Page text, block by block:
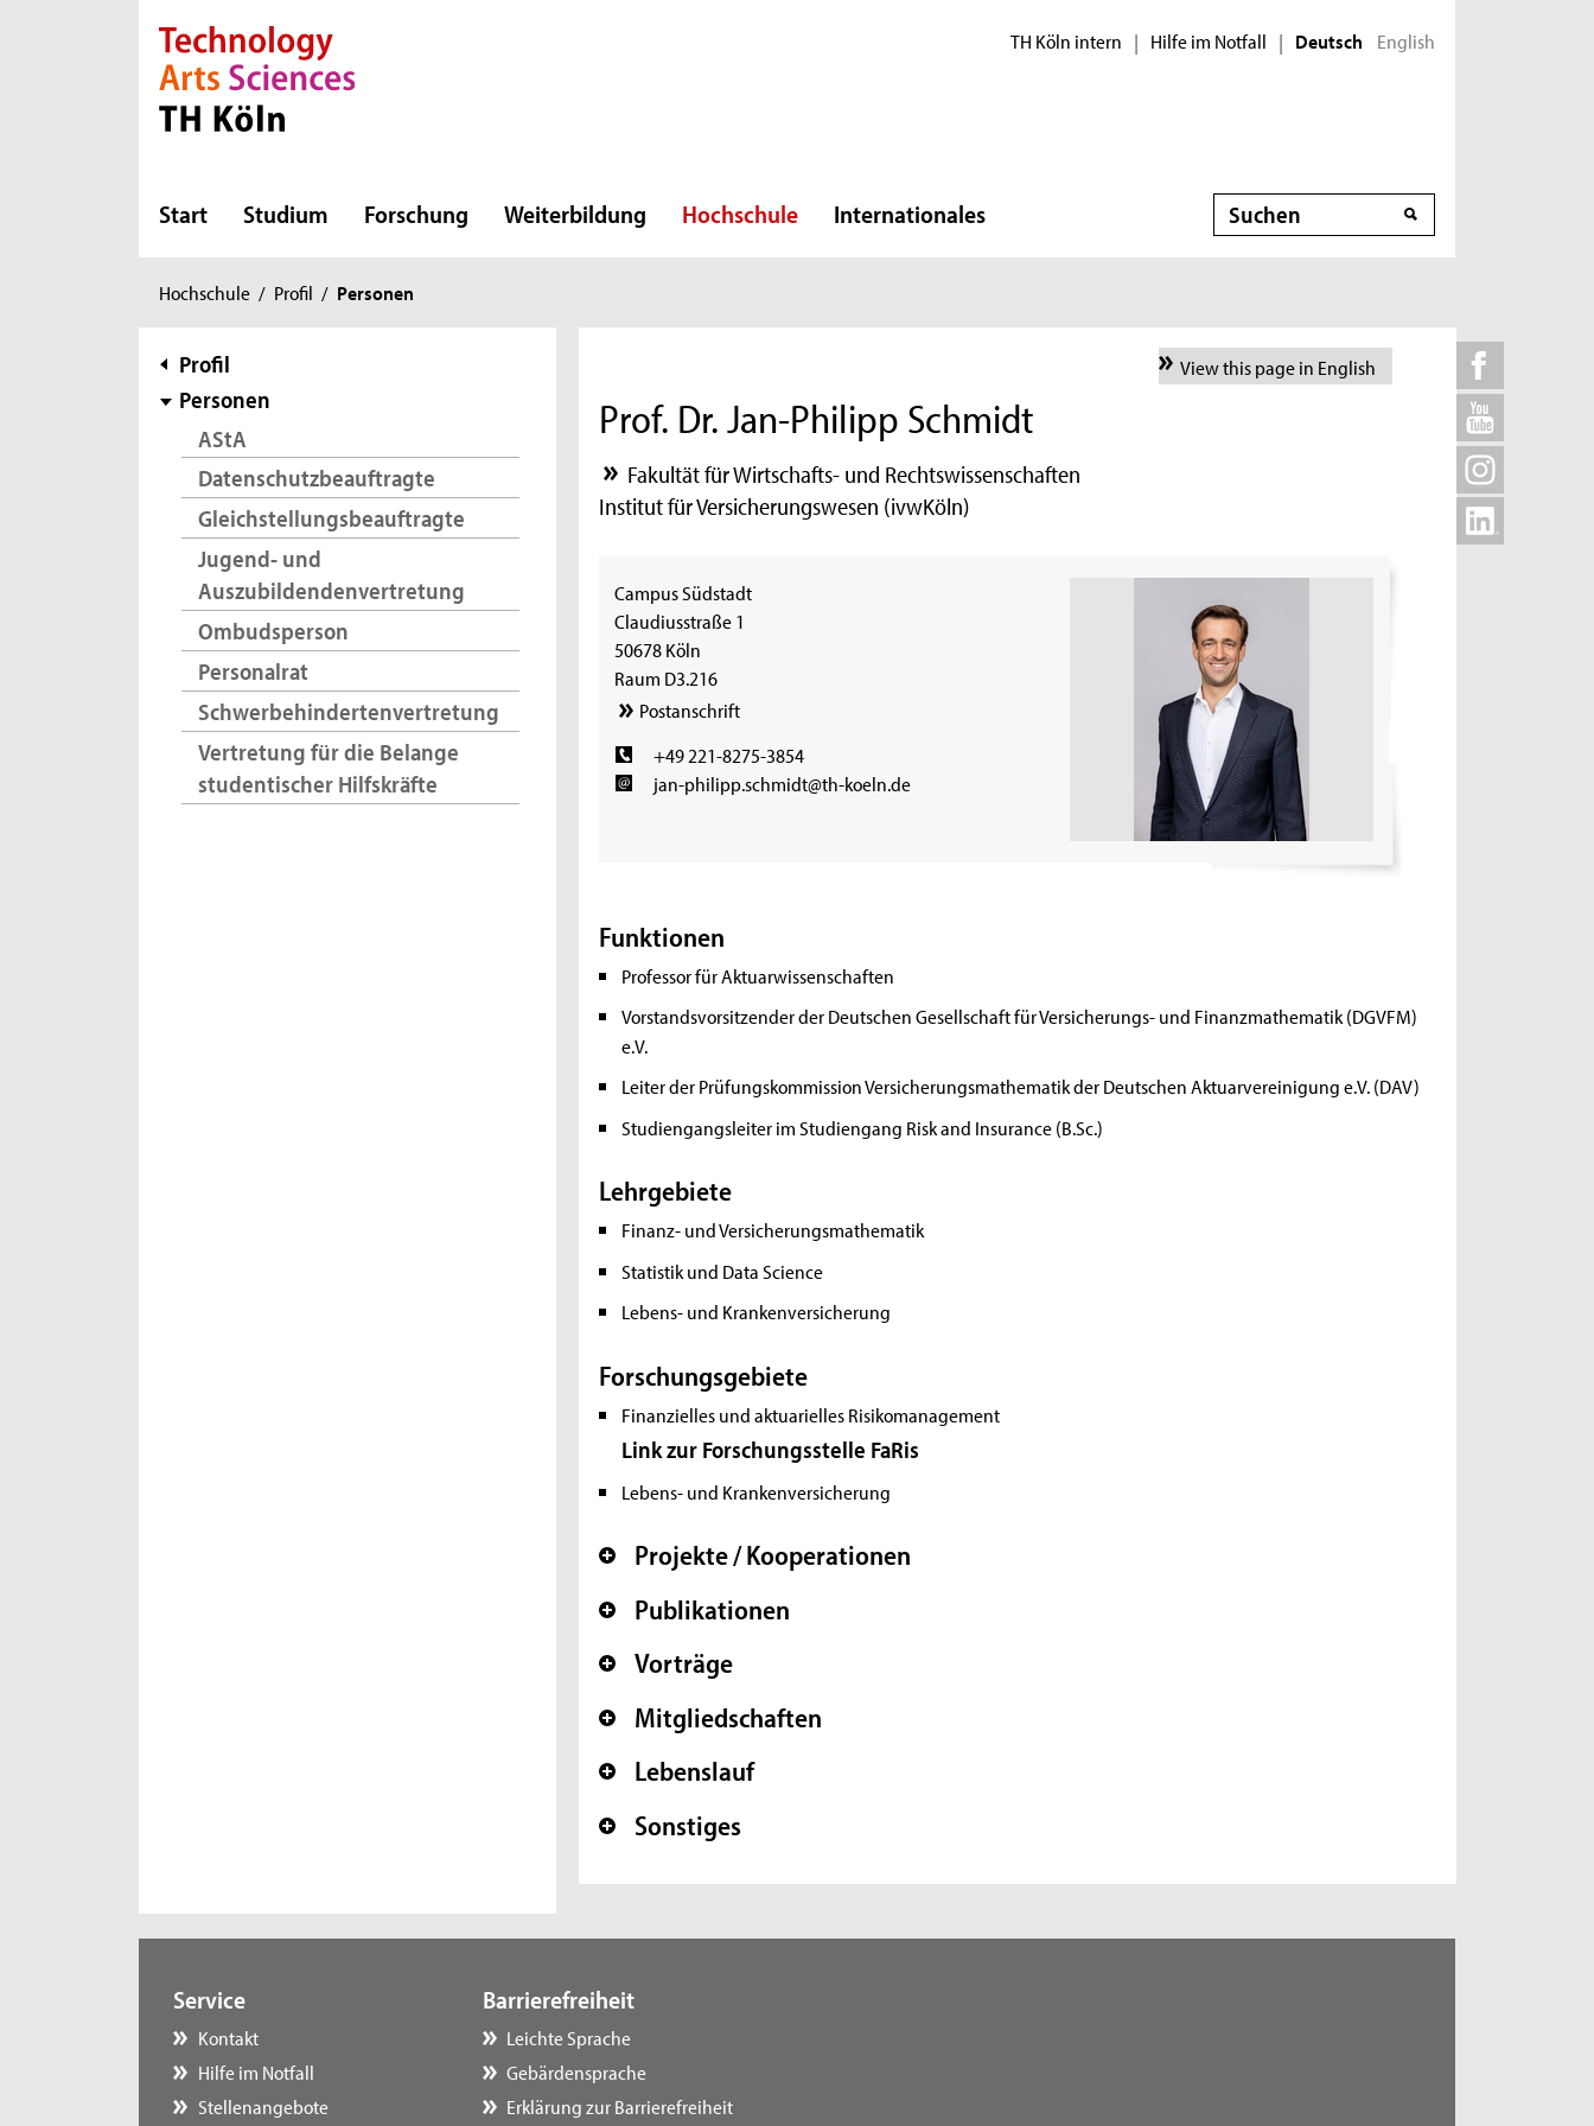
Direkt zur Hauptnavigation
Direkt zur Subnavigation
Direkt zum Inhalt
Direkt zum Fußbereich TH Köln intern | Hilfe im Notfall | Deutsch English
Start Studium Forschung Weiterbildung Hochschule Internationales Suche
Sie
hier:
Hochschule / Profil / Personen
Subnavigation
Profil
Personen
AStA
Datenschutzbeauftragte
Gleichstellungsbeauftragte
Jugend- und
Auszubildendenvertretung
Ombudsperson
Personalrat
Schwerbehindertenvertretung
Vertretung für die Belange
studentischer Hilfskräfte
View this page in English
Prof. Dr. Jan-Philipp Schmidt
Fakultät für Wirtschafts- und Rechtswissenschaften
Institut für Versicherungswesen (ivwKöln)
Campus Südstadt
Claudiusstraße 1
50678 Köln
Raum D3.216
Postanschrift
+49 221-8275-3854
jan-philipp.schmidt@th-koeln.de
Funktionen
Professor für Aktuarwissenschaften
Vorstandsvorsitzender der Deutschen Gesellschaft für Versicherungs- und Finanzmathematik (DGVFM)
e.V.
Leiter der Prüfungskommission Versicherungsmathematik der Deutschen Aktuarvereinigung e.V. (DAV)
Studiengangsleiter im Studiengang Risk and Insurance (B.Sc.)
Lehrgebiete
Finanz- und Versicherungsmathematik
Statistik und Data Science
Lebens- und Krankenversicherung
Forschungsgebiete
Finanzielles und aktuarielles Risikomanagement
Link zur Forschungsstelle FaRis
Lebens- und Krankenversicherung
+
Projekte / Kooperationen
+
Publikationen
+ Vorträge
+
Mitgliedschaften
+
Lebenslauf
+
Sonstiges
Service
Kontakt
Hilfe im Notfall
Stellenangebote
Barrierefreiheit
Leichte Sprache
Gebärdensprache
Erklärung zur Barrierefreiheit